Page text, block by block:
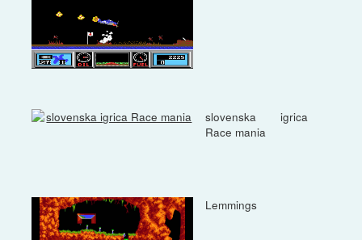
slovenska igrica
Race mania
Lemmings